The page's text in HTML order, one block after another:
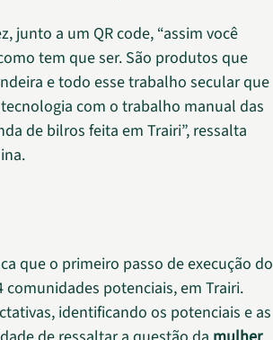
junto a um QR code, “assim você
tem que ser. São produtos que
e todo esse trabalho secular que
com o trabalho manual das
de bilros feita em Trairi”, ressalta
que o primeiro passo de execução do
potenciais, em Trairi.
identificando os potenciais e as